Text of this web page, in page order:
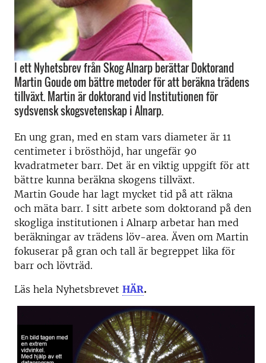
I ett Nyhetsbrev från Skog Alnarp berättar Doktorand
Martin Goude om bättre metoder för att beräkna trädens
tillväxt. Martin är doktorand vid Institutionen för
sydsvensk skogsvetenskap i Alnarp.
En ung gran, med en stam vars diameter är 11
centimeter i brösthöjd, har ungefär 90
kvadratmeter barr. Det är en viktig uppgift för att
bättre kunna beräkna skogens tillväxt.
Martin Goude har lagt mycket tid på att räkna
och mäta barr. I sitt arbete som doktorand på den
skogliga institutionen i Alnarp arbetar han med
beräkningar av trädens löv-area. Även om Martin
fokuserar på gran och tall är begreppet lika för
barr och lövträd.
Läs hela Nyhetsbrevet HÄR.